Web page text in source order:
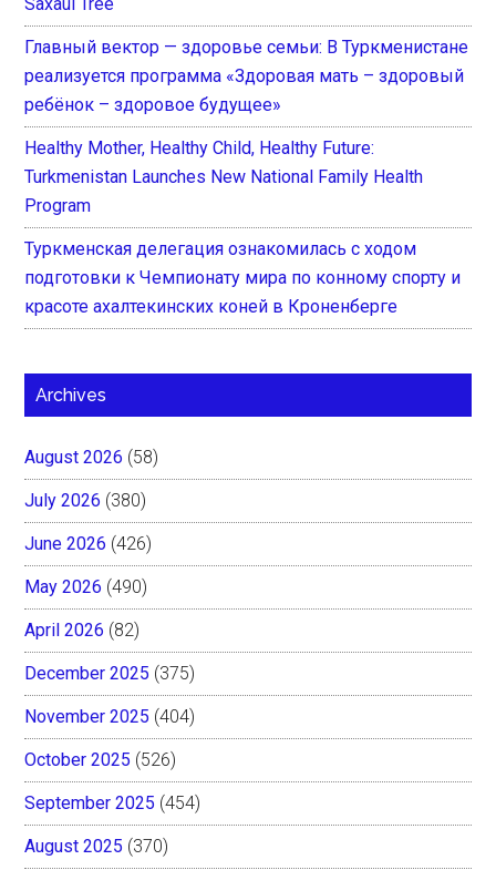
Главный вектор — здоровье семьи: В Туркменистане
реализуется программа «Здоровая мать – здоровый
ребёнок – здоровое будущее»
Healthy Mother, Healthy Child, Healthy Future:
Turkmenistan Launches New National Family Health
Program
Туркменская делегация ознакомилась с ходом
подготовки к Чемпионату мира по конному спорту и
красоте ахалтекинских коней в Кроненберге
Archives
August 2026 (58)
July 2026 (380)
June 2026 (426)
May 2026 (490)
April 2026 (82)
December 2025 (375)
November 2025 (404)
October 2025 (526)
September 2025 (454)
August 2025 (370)